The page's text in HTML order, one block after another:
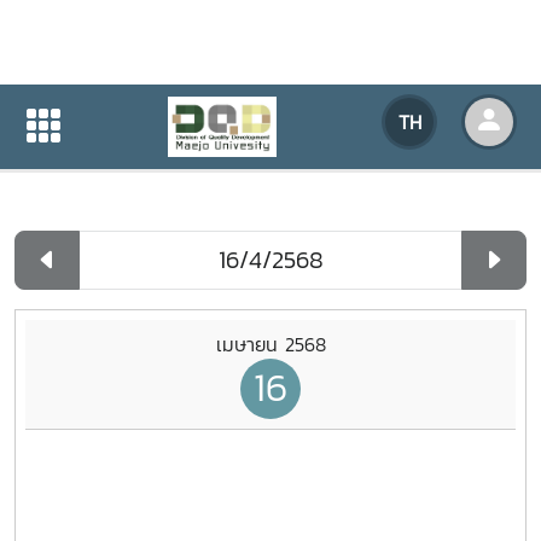
TH
ปฏิทินกิจกรรมของหน่วยงาน
ปฏิทินกิจกรรมของหน่วยงาน
เมษายน 2568
16